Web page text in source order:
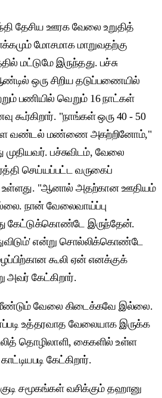
தேசிய ஊரக வேலை உறுதித்
மோசமாக மாறுவதற்கு
மட்டுமே இருந்தது. பச்சு
ஒரு சிறிய தடுப்பணையில்
வெறும் 16 நாட்கள்
"நாங்கள் ஒரு 40 - 50
வண்டல் மண்ணை அகற்றினோம்,"
பச்சுவிடம், வேலை
செய்யப்பட்ட வருகைப்
உள்ளது. "ஆனால் அதற்கான ஊதியம்
நான் வேலைவாய்ப்பு
கேட்டுக்கொண்டே இருந்தேன்.
என்று சொல்லிக்கொண்டே
கூலி ஏன் எனக்குக்
அவர் கேட்கிறார்.
மீண்டும் வேலை கிடைக்கவே இல்லை.
உத்தரவாத வேலையாக இருக்க
தொழிலாளி, கைகளில் உள்ள
கேட்கிறார்.
சமூகங்கள் வசிக்கும் தஹானு